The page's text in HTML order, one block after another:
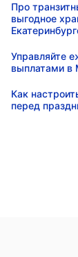
Про
выгодное
Управляйте
выплатами в
Как
перед